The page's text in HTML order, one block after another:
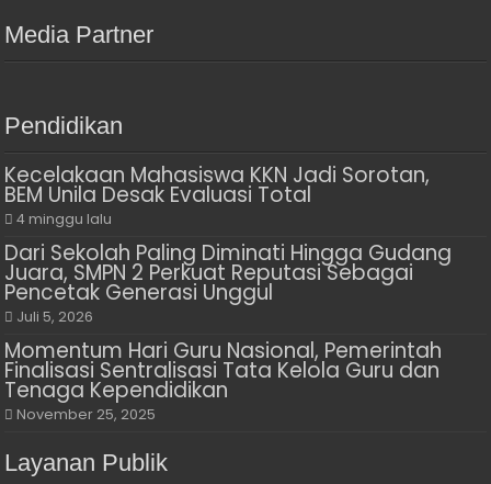
Media Partner
Pendidikan
Kecelakaan Mahasiswa KKN Jadi Sorotan,
BEM Unila Desak Evaluasi Total
4 minggu lalu
Dari Sekolah Paling Diminati Hingga Gudang
Juara, SMPN 2 Perkuat Reputasi Sebagai
Pencetak Generasi Unggul
Juli 5, 2026
Momentum Hari Guru Nasional, Pemerintah
Finalisasi Sentralisasi Tata Kelola Guru dan
Tenaga Kependidikan
November 25, 2025
Layanan Publik